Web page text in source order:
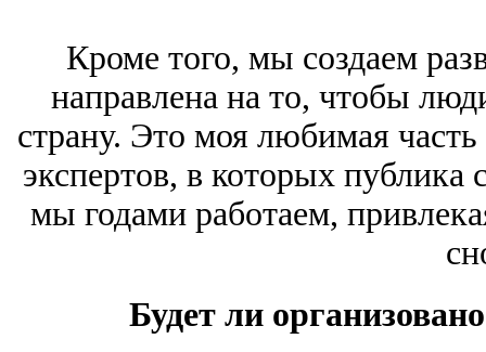
Кроме того, мы создаем
направлена на то, чтобы
страну. Это моя любимая
экспертов, в которых
мы годами работаем,
Будет ли